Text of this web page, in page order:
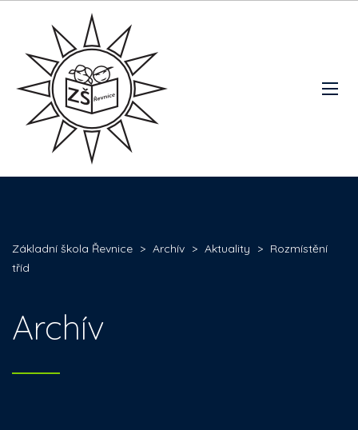
Základní škola Řevnice > Archív > Aktuality > Rozmístění
tříd
Archív